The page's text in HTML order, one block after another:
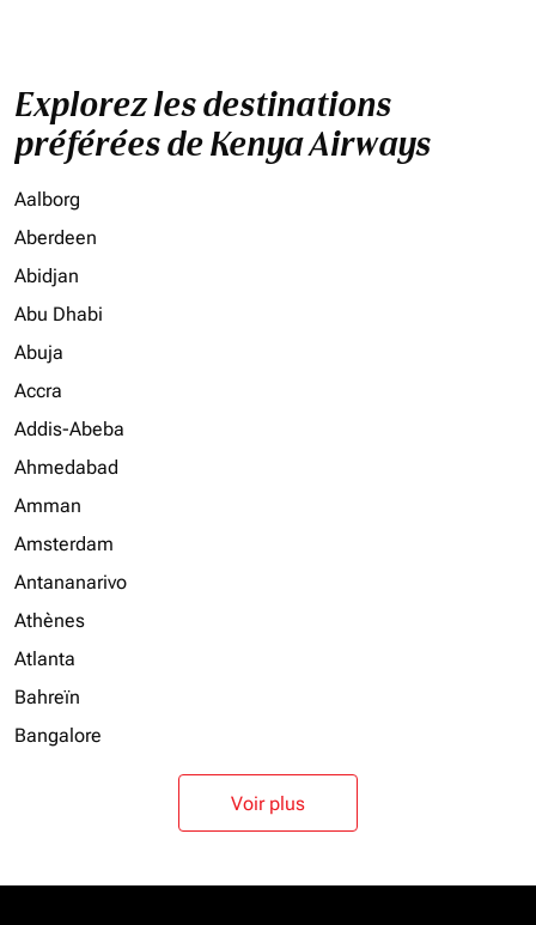
Explorez les destinations
préférées de Kenya Airways
Aalborg
Aberdeen
Abidjan
Abu Dhabi
Abuja
Accra
Addis-Abeba
Ahmedabad
Amman
Amsterdam
Antananarivo
Athènes
Atlanta
Bahreïn
Bangalore
Voir plus